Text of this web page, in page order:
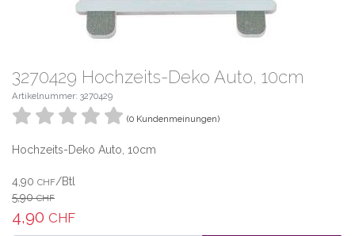
3270429 Hochzeits-Deko Auto, 10cm
Artikelnummer: 3270429
(0 Kundenmeinungen)
Hochzeits-Deko Auto, 10cm
4,90 CHF/Btl
5,90CHF
4,90 CHF